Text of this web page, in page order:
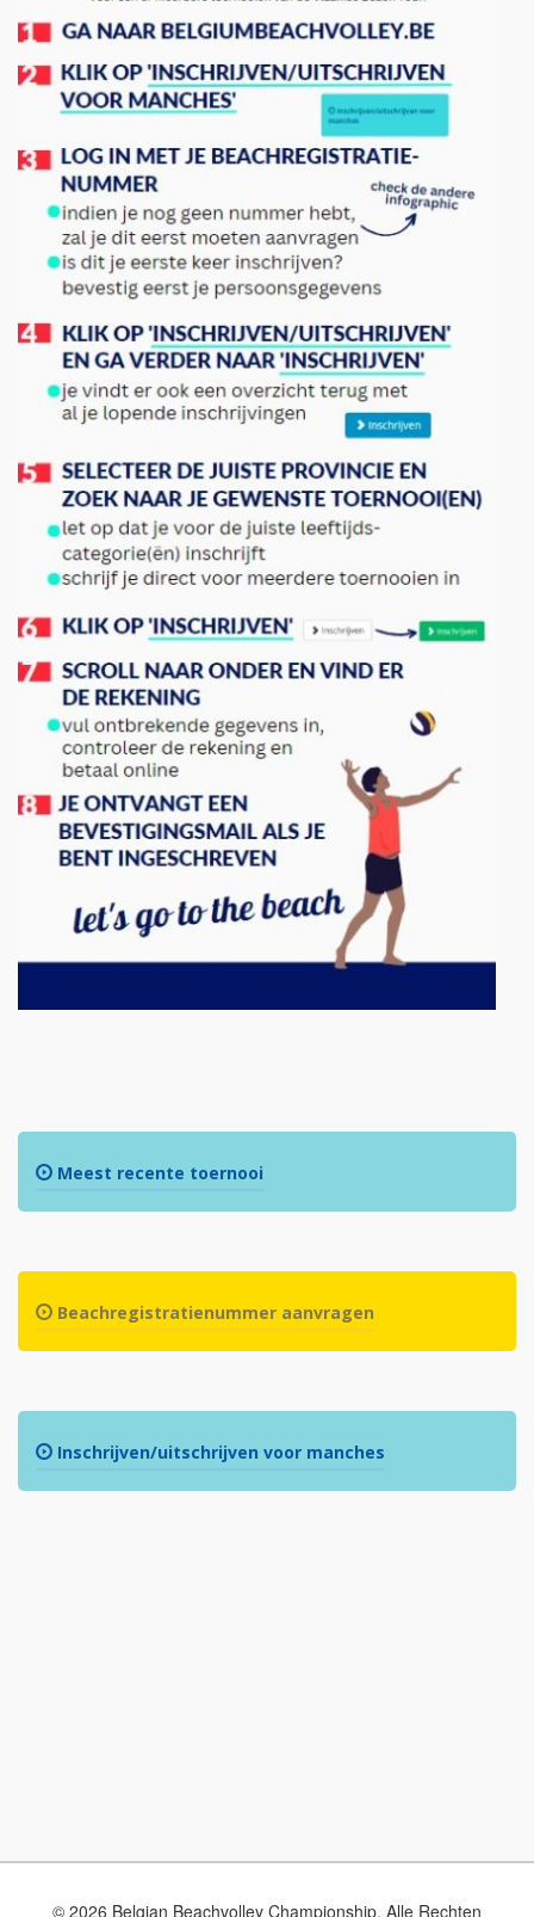
Meest recente toernooi
Beachregistratienummer aanvragen
Inschrijven/uitschrijven voor manches
© 2026 Belgian Beachvolley Championship. Alle Rechten